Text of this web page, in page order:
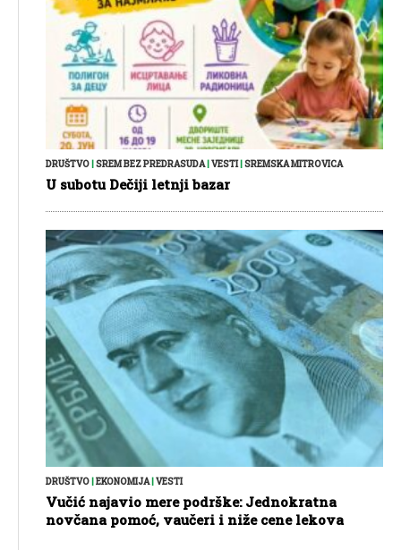
DRUŠTVO SREM BEZ PREDRASUDA| VESTI| SREMSKA MITROVICA
U subotu Dečiji letnji bazar
DRUŠTVO EKONOMIJA| VESTI
Vučić najavio mere podrške: Jednokratna
novčana pomoć, vaučeri i niže cene lekova